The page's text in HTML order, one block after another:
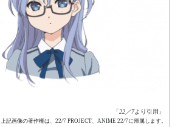
「22／7より引用」
上記画像の著作権は、22/7 PROJECT、ANIME 22/7に帰属します。